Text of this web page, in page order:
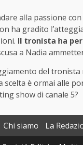
alla passione
ha gradito
Il tronista ha
a Nadia
del
scelta è ormai alle
show di canale 5?
Chi siamo La